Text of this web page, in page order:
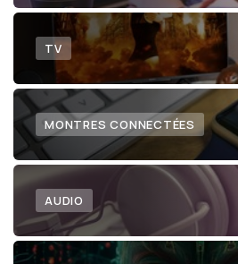
TV
MONTRES CONNECTÉES
AUDIO